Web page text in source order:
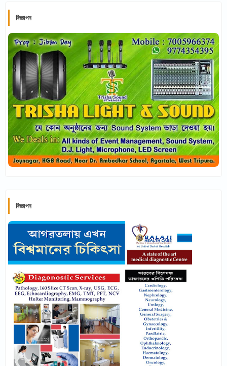
বিজ্ঞাপন
বিজ্ঞাপন